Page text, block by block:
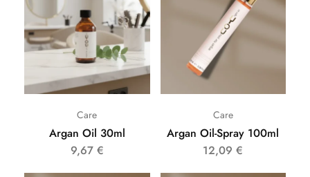
Care
Argan Oil 30ml
9,67 €
Care
Argan Oil-Spray 100ml
12,09€